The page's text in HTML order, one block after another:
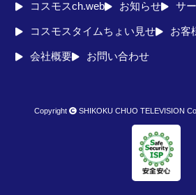
コスモスch.web お知らせ サ
コスモスタイムちょい見せ お客
会社概要 お問い合わせ
Copyright SHIKOKU CHUO TELEVISION